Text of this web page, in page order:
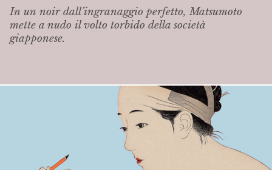
In un noir dall’ingranaggio perfetto, Matsumoto
mette a nudo il volto torbido della società
giapponese.